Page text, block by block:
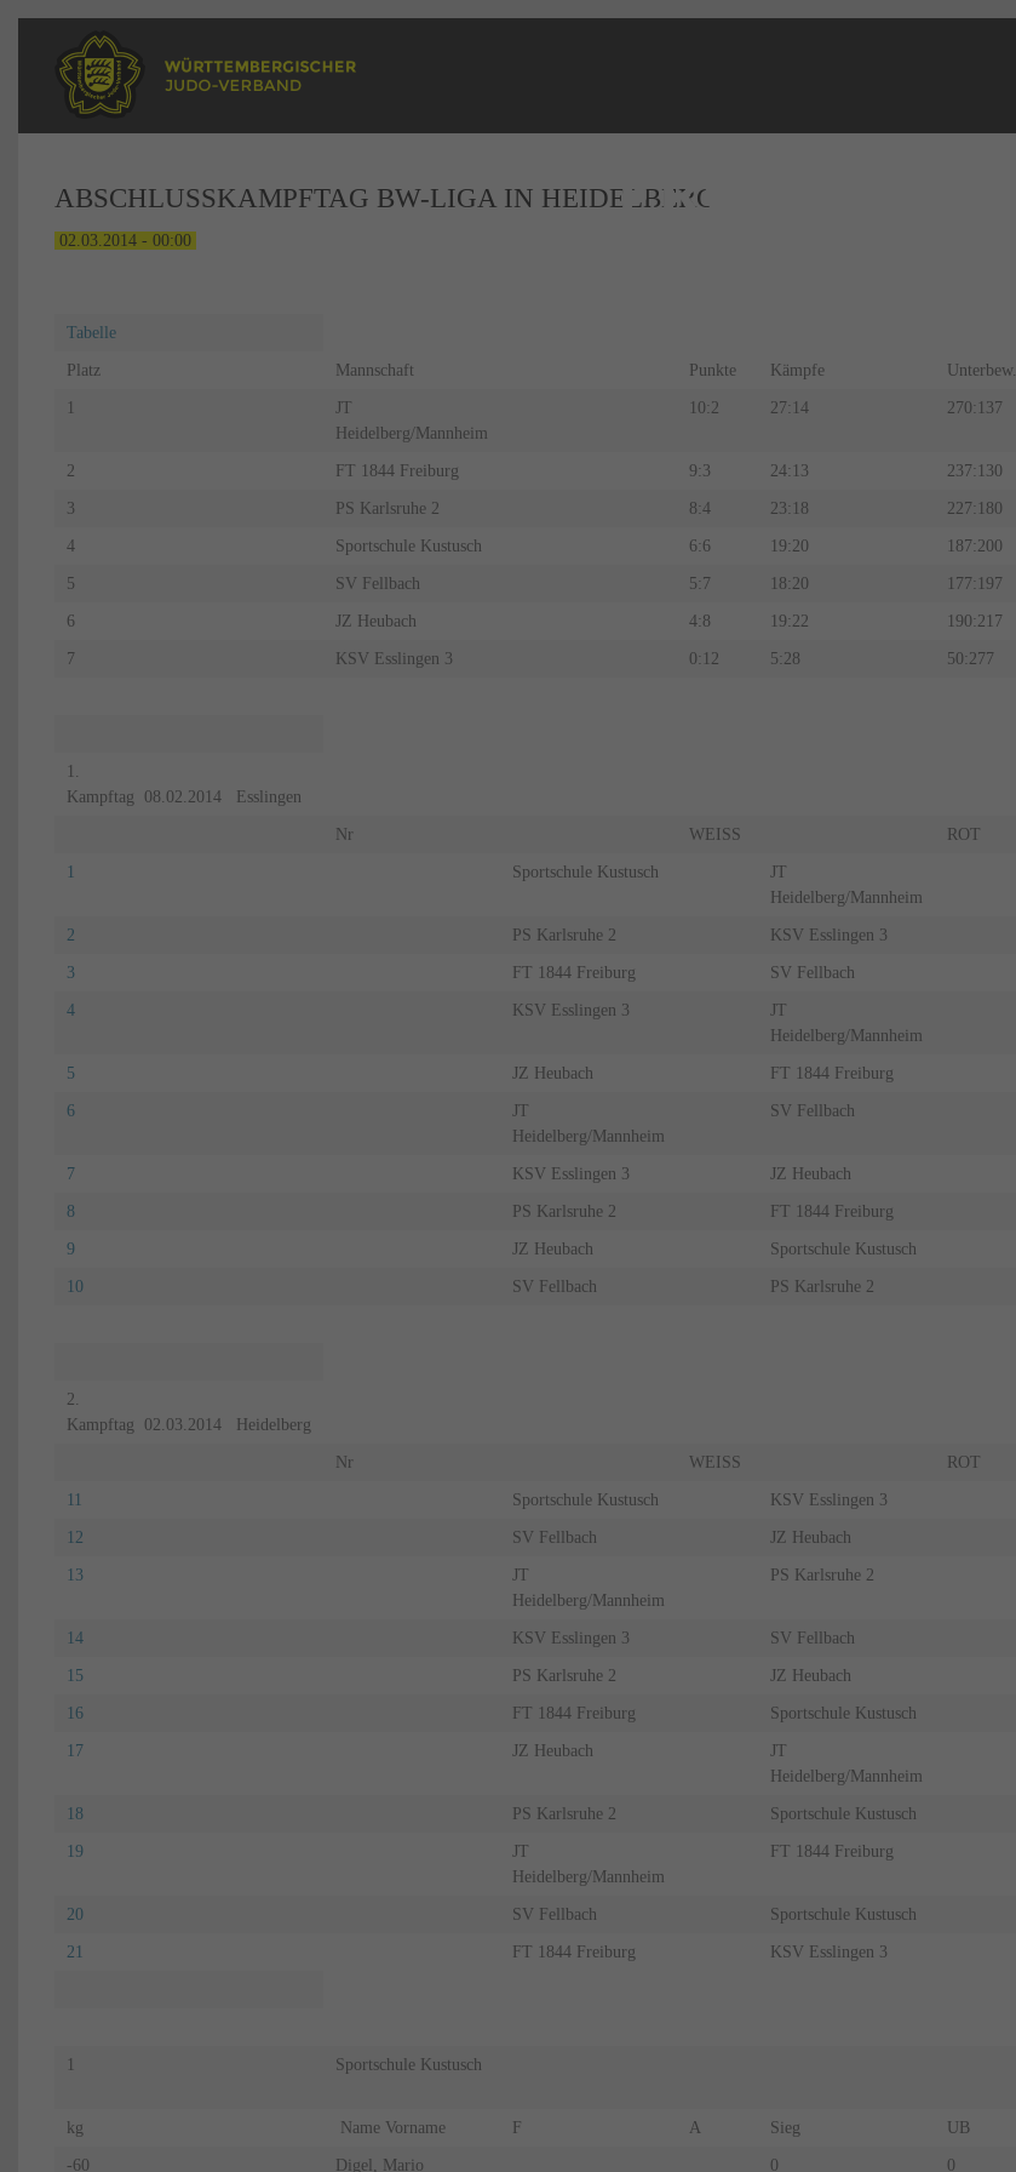
ERGEBNISSE
ABSCHLUSSKAMPFTAG BW-LIGA IN HEIDELBERG
02.03.2014 - 00:00
Tabelle
Platz Mannschaft Punkte Kämpfe Unterbew.
JT
Heidelberg/Mannheim
10:2 27:14 270:137
2 FT 1844 Freiburg 9:3 24:13 237:130
3 PS Karlsruhe 2 8:4 23:18 227:180
4 Sportschule Kustusch 6:6 19:20 187:200
5 SV Fellbach 5:7 18:20 177:197
6 JZ Heubach 4:8 19:22 190:217
7 KSV Esslingen 3 0:12 5:28 50:277
1.
Kampftag 08.02.2014 Esslingen
Nr WEISS ROT
1 Sportschule Kustusch
JT
Heidelberg/Mannheim
2 PS Karlsruhe 2 KSV Esslingen 3
3 FT 1844 Freiburg SV Fellbach
4 KSV Esslingen 3
JT
Heidelberg/Mannheim
5 JZ Heubach FT 1844 Freiburg
6
JT
Heidelberg/Mannheim
SV Fellbach
7 KSV Esslingen 3 JZ Heubach
8 PS Karlsruhe 2 FT 1844 Freiburg
9 JZ Heubach Sportschule Kustusch
10 SV Fellbach PS Karlsruhe 2
2.
Kampftag 02.03.2014 Heidelberg
Nr WEISS ROT
11 Sportschule Kustusch KSV Esslingen 3
12 SV Fellbach JZ Heubach
13
JT
Heidelberg/Mannheim
PS Karlsruhe 2
14 KSV Esslingen 3 SV Fellbach
15 PS Karlsruhe 2 JZ Heubach
16 FT 1844 Freiburg Sportschule Kustusch
17 JZ Heubach
JT
Heidelberg/Mannheim
18 PS Karlsruhe 2 Sportschule Kustusch
19
JT
Heidelberg/Mannheim
FT 1844 Freiburg
20 SV Fellbach Sportschule Kustusch
21 FT 1844 Freiburg KSV Esslingen 3
Sportschule Kustusch
kg Name Vorname F A Sieg UB
-60 Digel, Mario 0 0